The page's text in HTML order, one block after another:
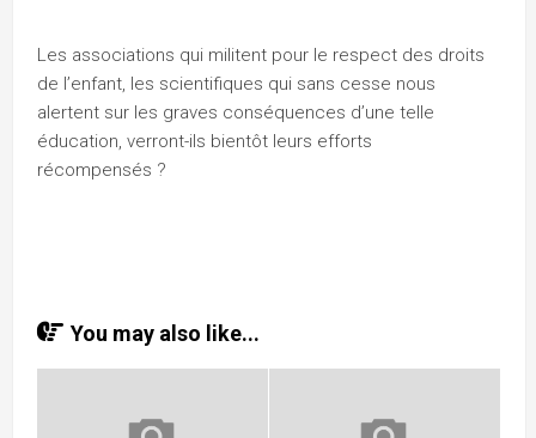
Les associations qui militent pour le respect des droits
de l’enfant, les scientifiques qui sans cesse nous
alertent sur les graves conséquences d’une telle
éducation, verront-ils bientôt leurs efforts
récompensés ?
You may also like...